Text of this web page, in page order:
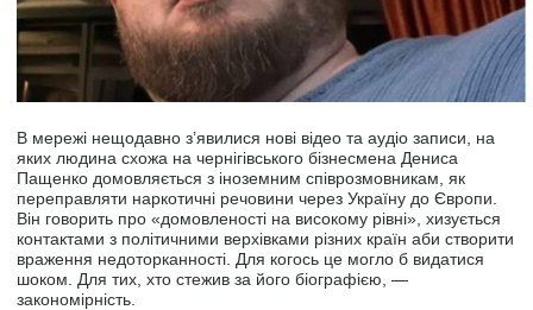
В мережі нещодавно з’явилися нові відео та аудіо записи, на
яких людина схожа на чернігівського бізнесмена Дениса
Пащенко домовляється з іноземним співрозмовникам, як
переправляти наркотичні речовини через Україну до Європи.
Він говорить про «домовленості на високому рівні», хизується
контактами з політичними верхівками різних країн аби створити
враження недоторканності. Для когось це могло б видатися
шоком. Для тих, хто стежив за його біографією, —
закономірність.